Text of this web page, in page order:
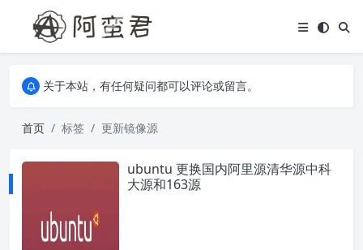
关于本站，有任何疑问都可以评论或留言。
关于本站，有任何疑问都可以评论或留言。
首页
标签 更新镜像源
ubuntu 更换国内阿里源清华源中科
大源和163源